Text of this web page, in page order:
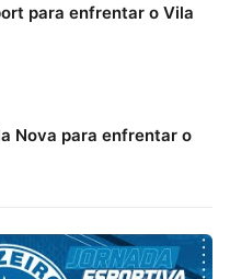
para enfrentar o Vila
Nova para enfrentar o